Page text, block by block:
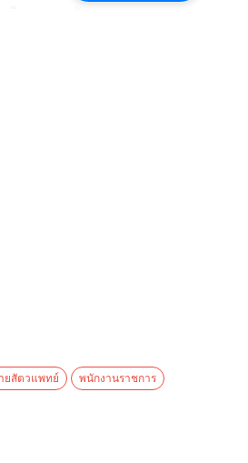
ยสัตวแพทย์ พนักงานราชการ